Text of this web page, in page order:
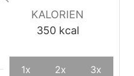
KALORIEN
350 kcal
1x 2x 3x